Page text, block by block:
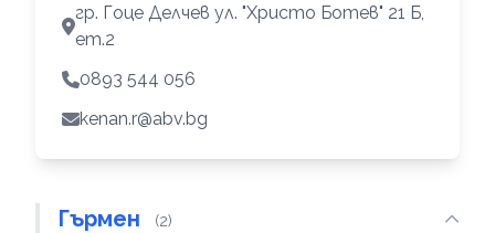
гр. Гоце Делчев ул. "Христо Ботев" 21 Б,
ет.2
0893 544 056
kenan.r@abv.bg
Гърмен (2)